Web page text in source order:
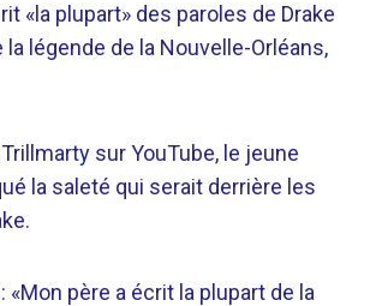
«la plupart» des paroles de Drake
légende de la Nouvelle-Orléans,
sur YouTube, le jeune
la saleté qui serait derrière les
«Mon père a écrit la plupart de la